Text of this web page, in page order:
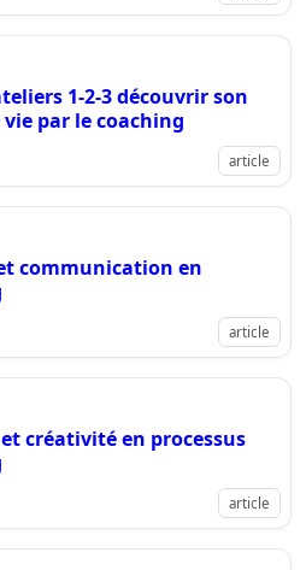
1-2-3 découvrir son
par le coaching
article
communication en
article
créativité en processus
article